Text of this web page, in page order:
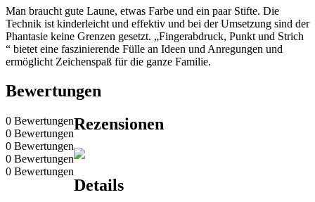
Man braucht gute Laune, etwas Farbe und ein paar Stifte. Die
Technik ist kinderleicht und effektiv und bei der Umsetzung sind der
Phantasie keine Grenzen gesetzt. „Fingerabdruck, Punkt und Strich
“ bietet eine faszinierende Fülle an Ideen und Anregungen und
ermöglicht Zeichenspaß für die ganze Familie.
Bewertungen
0 Bewertungen
0 Bewertungen
0 Bewertungen
0 Bewertungen
0 Bewertungen
Rezensionen
Details